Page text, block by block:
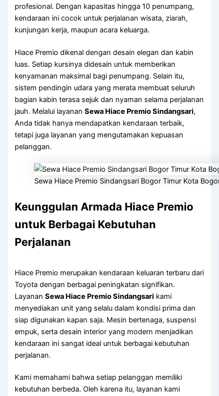
profesional. Dengan kapasitas hingga 10 penumpang,
kendaraan ini cocok untuk perjalanan wisata, ziarah,
kunjungan kerja, maupun acara keluarga.
Hiace Premio dikenal dengan desain elegan dan kabin
luas. Setiap kursinya didesain untuk memberikan
kenyamanan maksimal bagi penumpang. Selain itu,
sistem pendingin udara yang merata membuat seluruh
bagian kabin terasa sejuk dan nyaman selama perjalanan
jauh. Melalui layananSewa Hiace Premio Sindangsari,
Anda tidak hanya mendapatkan kendaraan terbaik,
tetapi juga layanan yang mengutamakan kepuasan
pelanggan.
Sewa Hiace Premio Sindangsari Bogor Timur Kota
Keunggulan Armada Hiace Premio
untuk Berbagai Kebutuhan
Perjalanan
Hiace Premio merupakan kendaraan keluaran terbaru dari
Toyota dengan berbagai peningkatan signifikan.
LayananSewa Hiace Premio Sindangsari kami
menyediakan unit yang selalu dalam kondisi prima dan
siap digunakan kapan saja. Mesin bertenaga, suspensi
empuk, serta desain interior yang modern menjadikan
kendaraan ini sangat ideal untuk berbagai kebutuhan
perjalanan.
Kami memahami bahwa setiap pelanggan memiliki
kebutuhan berbeda. Oleh karena itu, layanan kami